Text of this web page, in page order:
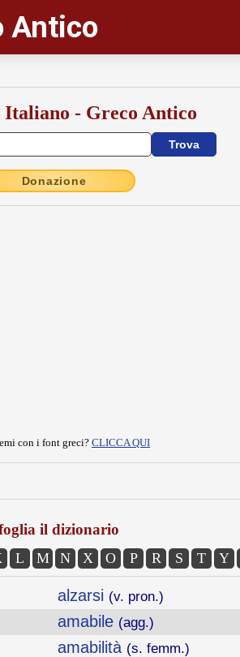
Antico
- Greco Antico
Donazione
con i font greci? CLICCA QUI
il dizionario
L M N X O P R S T Y
alzarsi (v. pron.)
amabile (agg.)
amabilità (s. femm.)